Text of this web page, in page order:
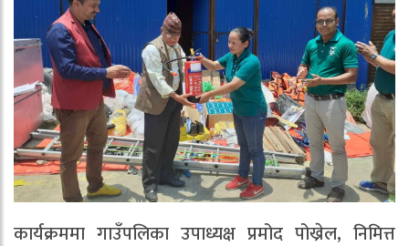
कार्यक्रममा गाउँपलिका उपाध्यक्ष प्रमोद पोख्रेल, निमित्त